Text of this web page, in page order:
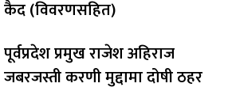
कैद (विवरणसहित)
पूर्वप्रदेश प्रमुख राजेश अहिराज
जबरजस्ती करणी मुद्दामा दोषी ठहर